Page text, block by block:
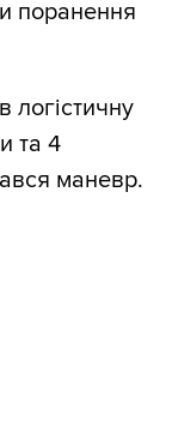
поранення
логістичну
та 4
маневр.